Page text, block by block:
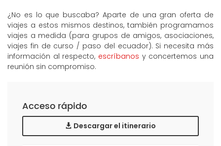
¿No es lo que buscaba? Aparte de una gran oferta de
viajes a estos mismos destinos, también programamos
viajes a medida (para grupos de amigos, asociaciones,
viajes fin de curso / paso del ecuador). Si necesita más
información al respecto, escríbanos y concertemos una
reunión sin compromiso.
Acceso rápido
Descargar el itinerario